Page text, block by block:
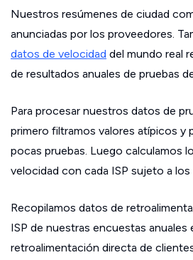
Nuestros resúmenes de ciudad
anunciadas por los proveedores.
datos de velocidad del mundo real
de resultados anuales de pruebas
Para procesar nuestros datos de
primero filtramos valores atípicos y
pocas pruebas. Luego calculamos
velocidad con cada ISP sujeto a
Recopilamos datos de
ISP de nuestras encuestas anuales
retroalimentación directa de